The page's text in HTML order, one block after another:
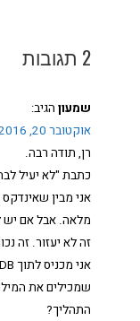
2 תגובות
שמעון הגיב:
אוקטובר 20, 2016 בשעה 1:37 pm
רן, תודה רבה.
כתבת "לא יעיל
אני מבין
מלאה. אבל אם יש
זה לא יעזור. זה
שמכילים את
התהליך?